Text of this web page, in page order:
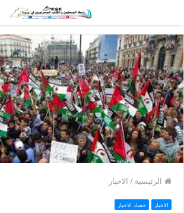
الرئيسية / الاخبار
الاخبار حصاد الاخبار